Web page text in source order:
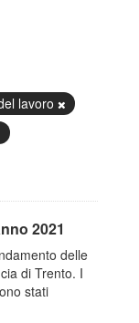
lavoro
2021
delle
di Trento. I
stati